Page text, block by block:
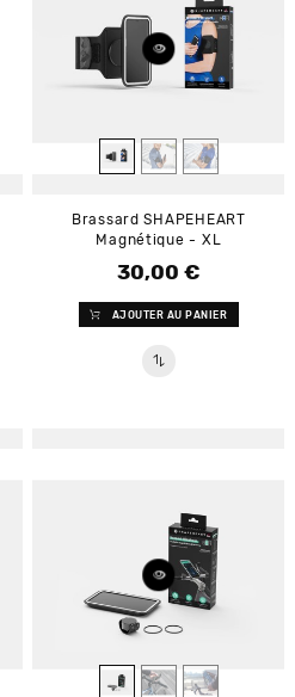
Brassard SHAPEHEART
Magnétique - XL
Prix
30,00 €
AJOUTER AU PANIER